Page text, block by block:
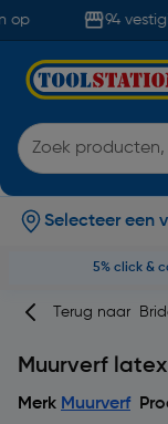
94
Selecteer een
5% click &
Terug naar
Muurverf
Merk Muurverf